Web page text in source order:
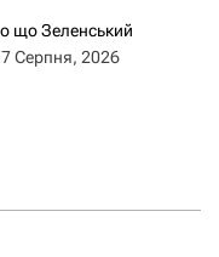
що Зеленський
7 Серпня, 2026